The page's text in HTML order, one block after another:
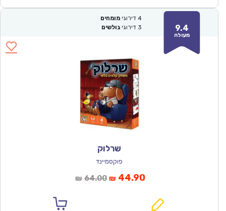
9.4
מעולה
4 דירוגי מומחים
3 דירוגי גולשים
שרלוק
פוקסמיינד
₪ 64.00המחיר
₪ 44.90המחיר
הוא: